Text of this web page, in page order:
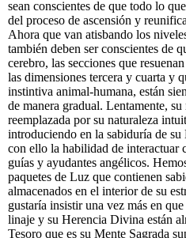
sean conscientes de que todo lo
del proceso de ascensión y
Ahora que van atisbando los
también deben ser conscientes de
cerebro, las secciones que
las dimensiones tercera y cuarta y
instintiva animal-humana, están
de manera gradual. Lentamente,
reemplazada por su naturaleza
introduciendo en la sabiduría de
con ello la habilidad de interactuar
guías y ayudantes angélicos.
paquetes de Luz que contienen
almacenados en el interior de su
gustaría insistir una vez más en
linaje y su Herencia Divina están
Tesoro que es su Mente Sagrada